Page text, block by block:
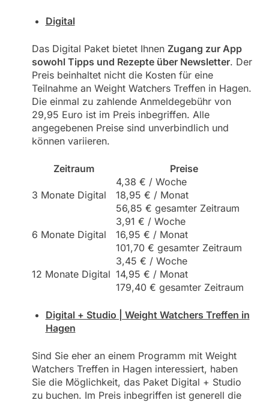
Digital
Das Digital Paket bietet Ihnen Zugang zur App
sowohl Tipps und Rezepte über Newsletter. Der
Preis beinhaltet nicht die Kosten für eine
Teilnahme an Weight Watchers Treffen in Hagen.
Die einmal zu zahlende Anmeldegebühr von
29,95 Euro ist im Preis inbegriffen. Alle
angegebenen Preise sind unverbindlich und
können variieren.
Zeitraum Preise
3 Monate Digital
4,38 € / Woche
18,95 € / Monat
56,85 € gesamter Zeitraum
6 Monate Digital
3,91 € / Woche
16,95 € / Monat
101,70 € gesamter Zeitraum
12 Monate Digital
3,45 € / Woche
14,95 € / Monat
179,40 € gesamter Zeitraum
Digital + Studio | Weight Watchers Treffen in
Hagen
Sind Sie eher an einem Programm mit Weight
Watchers Treffen in Hagen interessiert, haben
Sie die Möglichkeit, das Paket Digital + Studio
zu buchen. Im Preis inbegriffen ist generell die